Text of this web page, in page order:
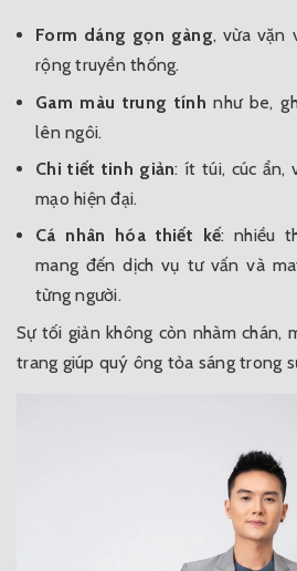
Form dáng gọn gàng, vừa vặn
rộng truyền thống.
Gam màu trung tính như be,
lên ngôi.
Chi tiết tinh giản: ít túi, cúc ẩn,
mạo hiện đại.
Cá nhân hóa thiết kế: nhiều
mang đến dịch vụ tư vấn và
từng người.
Sự tối giản không còn nhàm chán,
trang giúp quý ông tỏa sáng trong